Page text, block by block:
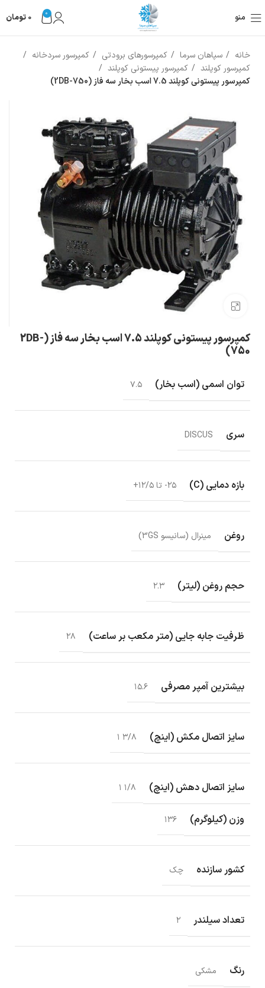
منو 0
0 تومان
خانه سپاهان سرما کمپرسورهای برودتی
کمپرسور سردخانه
کمپرسور کوپلند
کمپرسور پیستونی کوپلند
کمپرسور پیستونی کوپلند 7.5 اسب بخار سه فاز (2DB-750)
بزرگنمایی تصویر
کمپرسور پیستونی کوپلند 7.5 اسب بخار سه فاز (2DB-
750)
توان اسمی (اسب بخار) ۷.۵
سری DISCUS
بازه دمایی (C) ۲۵- تا ۱۲/۵+
روغن مینرال (سانیسو 3GS)
حجم روغن (لیتر) ۲.۳
ظرفیت جابه جایی (متر مکعب بر ساعت) ۲۸
بیشترین آمپر مصرفی ۱۵.۶
سایز اتصال مکش (اینچ) ۳/۸ ۱
سایز اتصال دهش (اینچ) ۱/۸ ۱
وزن (کیلوگرم) ۱۳۶
کشور سازنده چک
تعداد سیلندر ۲
رنگ مشکی